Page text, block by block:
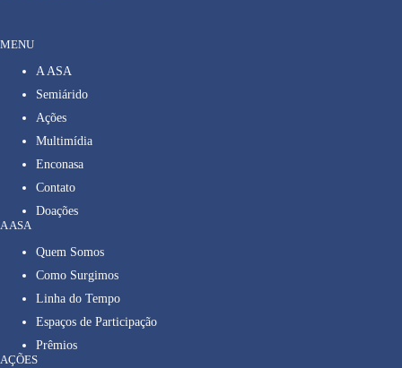
MENU
A ASA
Semiárido
Ações
Multimídia
Enconasa
Contato
Doações
A ASA
Quem Somos
Como Surgimos
Linha do Tempo
Espaços de Participação
Prêmios
AÇÕES